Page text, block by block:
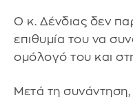
Ο κ. Δένδιας δεν
επιθυμία του να
ομόλογό του και
Μετά τη